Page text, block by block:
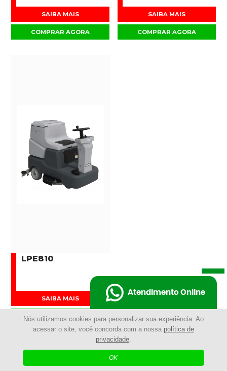
Nós utilizamos cookies para personalizar sua experiência. Ao
acessar o site, você concorda com a nossa política de
privacidade.
OK
SAIBA MAIS
COMPRAR AGORA
SAIBA MAIS
COMPRAR AGORA
LPE810
SAIBA MAIS
COMPRAR AGORA
Atendimento Online